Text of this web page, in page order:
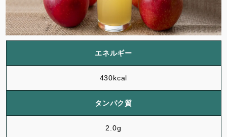
エネルギー
430kcal
タンパク質
2.0g